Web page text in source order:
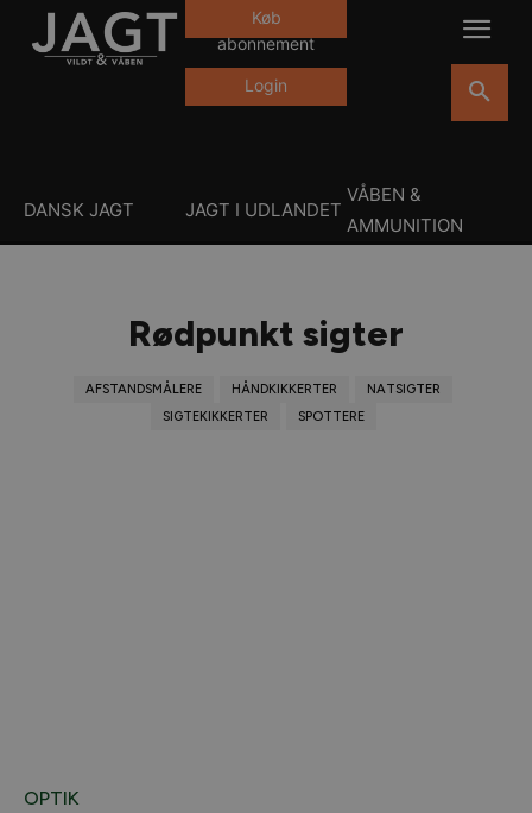
Køb
abonnement
Login
DANSK JAGT JAGT I UDLANDET
VÅBEN &
AMMUNITION
Rødpunkt sigter
AFSTANDSMÅLERE HÅNDKIKKERTER
NATSIGTER
SIGTEKIKKERTER
SPOTTERE
OPTIK